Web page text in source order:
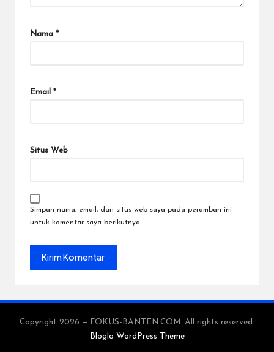
Nama *
Email *
Situs Web
Simpan nama, email, dan situs web saya pada peramban ini
untuk komentar saya berikutnya.
Copyright 2026 — FOKUS-BANTEN.COM. All rights reserved.
Bloglo WordPress Theme